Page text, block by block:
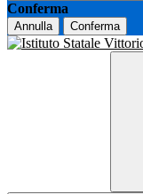
Conferma
Annulla Conferma